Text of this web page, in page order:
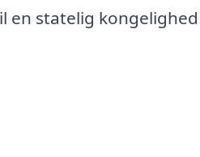
en statelig